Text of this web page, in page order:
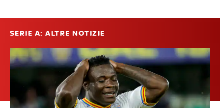
SERIE A: ALTRE NOTIZIE